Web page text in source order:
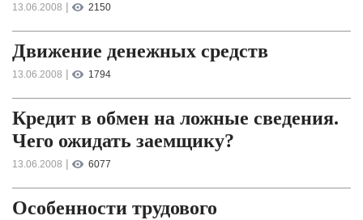
13.06.2008 | 2150
Движение денежных средств
13.06.2008 | 1794
Кредит в обмен на ложные сведения.
Чего ожидать заемщику?
13.06.2008 | 6077
Особенности трудового